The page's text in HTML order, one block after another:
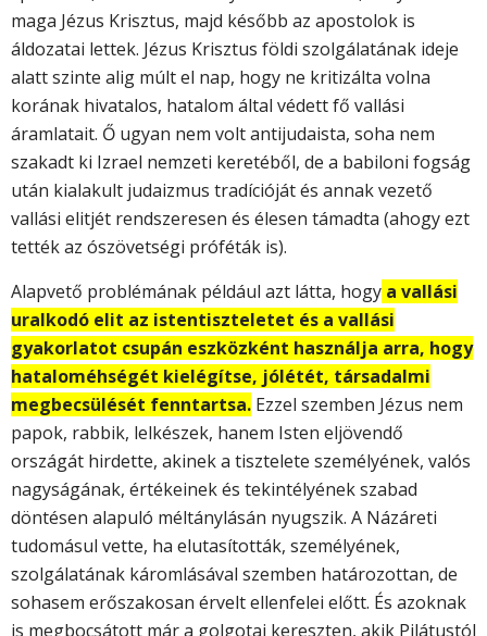
maga Jézus Krisztus, majd később az apostolok is
áldozatai lettek. Jézus Krisztus földi szolgálatának ideje
alatt szinte alig múlt el nap, hogy ne kritizálta volna
korának hivatalos, hatalom által védett fő vallási
áramlatait. Ő ugyan nem volt antijudaista, soha nem
szakadt ki Izrael nemzeti keretéből, de a babiloni fogság
után kialakult judaizmus tradícióját és annak vezető
vallási elitjét rendszeresen és élesen támadta (ahogy ezt
tették az ószövetségi próféták is).
Alapvető problémának például azt látta, hogy a vallási
uralkodó elit az istentiszteletet és a vallási
gyakorlatot csupán eszközként használja arra, hogy
hataloméhségét kielégítse, jólétét, társadalmi
megbecsülését fenntartsa. Ezzel szemben Jézus nem
papok, rabbik, lelkészek, hanem Isten eljövendő
országát hirdette, akinek a tisztelete személyének, valós
nagyságának, értékeinek és tekintélyének szabad
döntésen alapuló méltánylásán nyugszik. A Názáreti
tudomásul vette, ha elutasították, személyének,
szolgálatának káromlásával szemben határozottan, de
sohasem erőszakosan érvelt ellenfelei előtt. És azoknak
is megbocsátott már a golgotai kereszten, akik Pilátustól